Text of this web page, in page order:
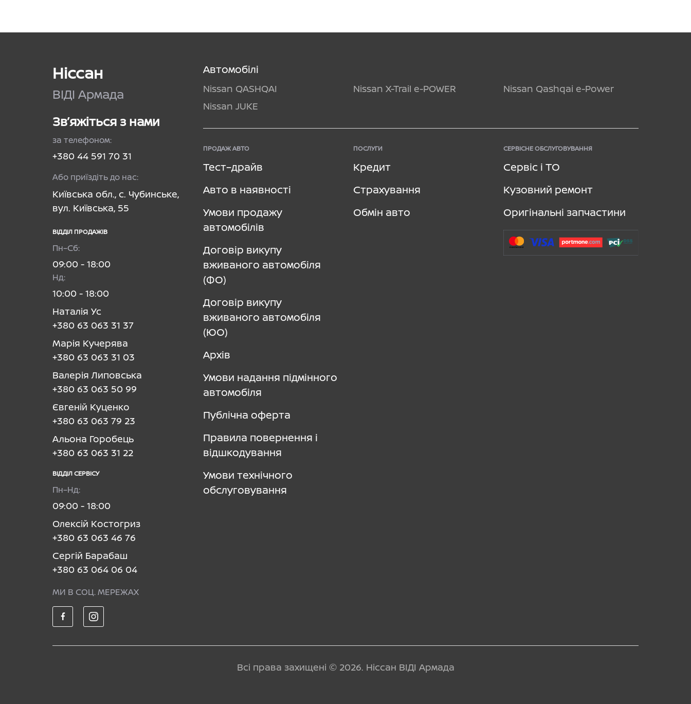
Ніссан
ВІДІ Армада
Зв’яжіться з нами
за телефоном:
+380 44 591 70 31
Або приїздіть до нас:
Київська обл., с. Чубинське,
вул. Київська, 55
ВІДДІЛ ПРОДАЖІВ
Пн–Сб:
09:00 - 18:00
Нд:
10:00 - 18:00
Наталія Ус
+380 63 063 31 37
Марія Кучерява
+380 63 063 31 03
Валерія Липовська
+380 63 063 50 99
Євгеній Куценко
+380 63 063 79 23
Альона Горобець
+380 63 063 31 22
ВІДДІЛ CЕРВІСУ
Пн–Нд:
09:00 - 18:00
Олексій Костогриз
+380 63 063 46 76
Сергій Барабаш
+380 63 064 06 04
МИ В СОЦ. МЕРЕЖАХ
Автомобілі
Nissan QASHQAI Nissan X-Trail e-POWER
Nissan Qashqai e-Power
Nissan JUKE
ПРОДАЖ АВТО
Тест–драйв
Авто в наявності
Умови продажу
автомобілів
Договір викупу
вживаного автомобіля
(ФО)
Договір викупу
вживаного автомобіля
(ЮО)
Архів
Умови надання підмінного
автомобіля
Публічна оферта
Правила повернення і
відшкодування
Умови технічного
обслуговування
ПОСЛУГИ
Кредит
Страхування
Обмін авто
СЕРВІСНЕ ОБСЛУГОВУВАННЯ
Сервіс і ТО
Кузовний ремонт
Оригінальні запчастини
Всі права захищені © 2026. Ніссан ВІДІ Армада